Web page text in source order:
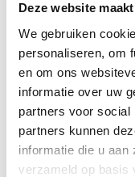
Deze website
We gebruiken
personaliseren, om
en om ons
informatie over uw
partners voor social
partners kunnen
informatie die u aan
verzameld op basis
1 tot 2
20,95
Bekijken